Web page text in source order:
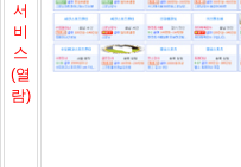
서
비
스
(열
람)